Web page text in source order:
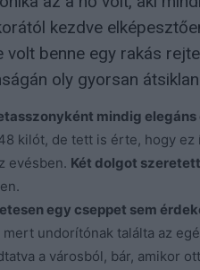
kezdve
volt benne egy rakás
oly gyorsan
mindig elegáns
kilót, de tett is érte, hogy ez
evésben. Két dolgot
egy cseppet sem
undorítónak találta az
a városból, bár, amikor